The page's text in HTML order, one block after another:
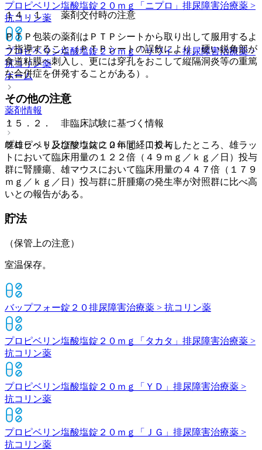
プロピベリン塩酸塩錠２０ｍｇ「ニプロ」 排尿障害治療薬 >
抗コリン薬
プロピベリン塩酸塩錠２０ｍｇ「サワイ」排尿障害治療薬 >
抗コリン薬
ホーム
薬剤情報
プロピベリン塩酸塩錠２０ｍｇ「ＴＣＫ」
１４．１． 薬剤交付時の注意
ＰＴＰ包装の薬剤はＰＴＰシートから取り出して服用するよ
う指導すること（ＰＴＰシートの誤飲により、硬い鋭角部が
食道粘膜へ刺入し、更には穿孔をおこして縦隔洞炎等の重篤
な合併症を併発することがある）。
その他の注意
１５．２． 非臨床試験に基づく情報
雌雄ラット及びマウスに２年間経口投与したところ、雄ラッ
トにおいて臨床用量の１２２倍（４９ｍｇ／ｋｇ／日）投与
群に腎腫瘍、雄マウスにおいて臨床用量の４４７倍（１７９
ｍｇ／ｋｇ／日）投与群に肝腫瘍の発生率が対照群に比べ高
いとの報告がある。
貯法
（保管上の注意）
室温保存。
バップフォー錠２０排尿障害治療薬 > 抗コリン薬
プロピベリン塩酸塩錠２０ｍｇ「タカタ」 排尿障害治療薬 >
抗コリン薬
プロピベリン塩酸塩錠２０ｍｇ「ＹＤ」 排尿障害治療薬 >
抗コリン薬
プロピベリン塩酸塩錠２０ｍｇ「ＪＧ」 排尿障害治療薬 >
抗コリン薬